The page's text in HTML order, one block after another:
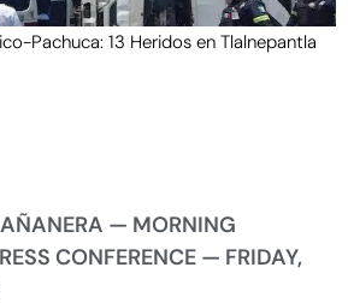
Pachuca: 13 Heridos en Tlalnepantla
— MORNING
CONFERENCE — FRIDAY,